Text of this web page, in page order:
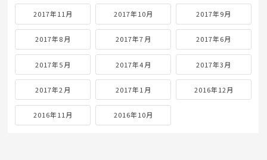
2017年11月 2017年10月 2017年9月
2017年8月 2017年7月 2017年6月
2017年5月 2017年4月 2017年3月
2017年2月 2017年1月 2016年12月
2016年11月 2016年10月